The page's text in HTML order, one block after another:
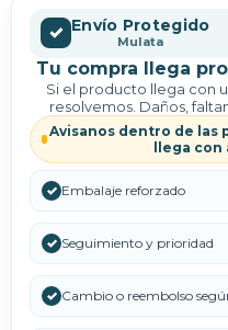
✓ Envío Protegido
Mulata
Tu compra llega
Si el producto llega con
resolvemos. Daños,
Avisanos dentro de las
llega
✓ Embalaje reforzado
✓ Seguimiento y prioridad
✓ Cambio o reembolso